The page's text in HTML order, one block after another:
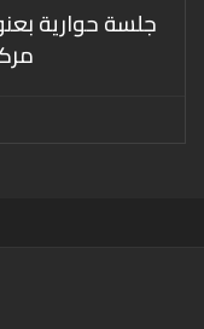
جلسة حوارية